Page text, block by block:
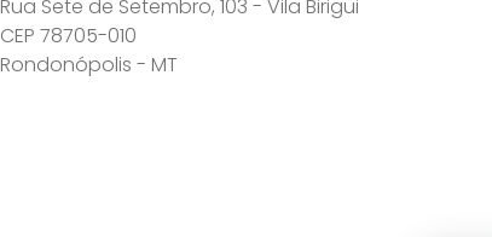
Rua Sete de Setembro, 103 - Vila Birigui
CEP 78705-010
Rondonópolis - MT